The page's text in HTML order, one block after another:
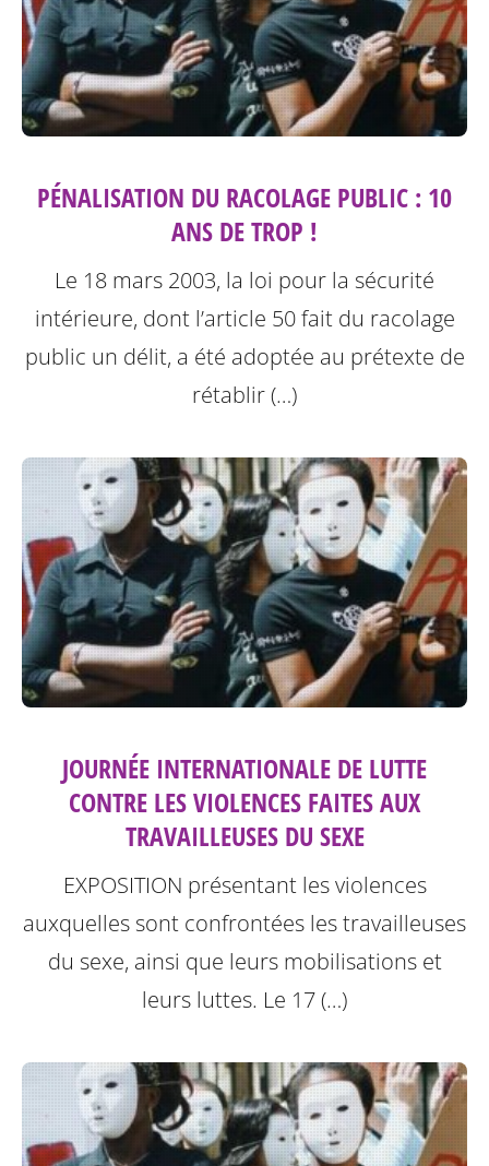
PÉNALISATION DU RACOLAGE PUBLIC : 10
ANS DE TROP !
Le 18 mars 2003, la loi pour la sécurité
intérieure, dont l’article 50 fait du racolage
public un délit, a été adoptée au prétexte de
rétablir (…)
JOURNÉE INTERNATIONALE DE LUTTE
CONTRE LES VIOLENCES FAITES AUX
TRAVAILLEUSES DU SEXE
EXPOSITION présentant les violences
auxquelles sont confrontées les travailleuses
du sexe, ainsi que leurs mobilisations et
leurs luttes. Le 17 (…)